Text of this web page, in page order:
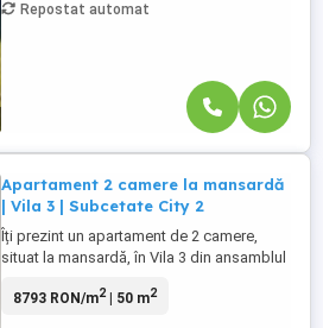
Repostat automat
Apartament 2 camere la mansardă
| Vila 3 | Subcetate City 2
Îți prezint un apartament de 2 camere,
situat la mansardă, în Vila 3 din ansamblul
liniștită, cu acces facil către oraș. Cu o
8793 RON/m2| 50 m2